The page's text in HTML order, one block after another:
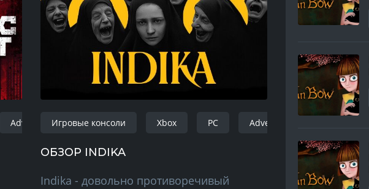
Adventure FPS windows playstation 4
Игровые консоли Xbox PC Adventure
ОБЗОР INDIKA
Indika - довольно противоречивый